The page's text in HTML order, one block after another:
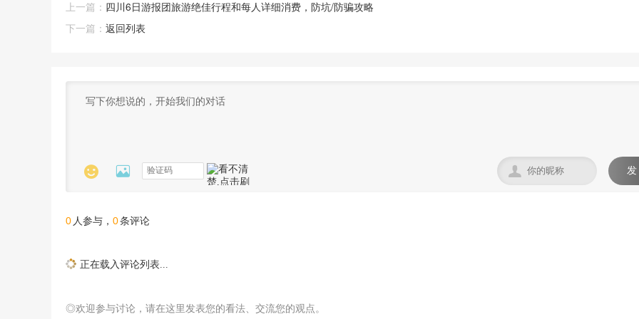
上一篇： 四川6日游报团旅游绝佳行程和每人详细消费，防坑/防骗攻略
下一篇： 返回列表
  发

0 人参与， 0条评论
正在载入评论列表...
◎欢迎参与讨论，请在这里发表您的看法、交流您的观点。